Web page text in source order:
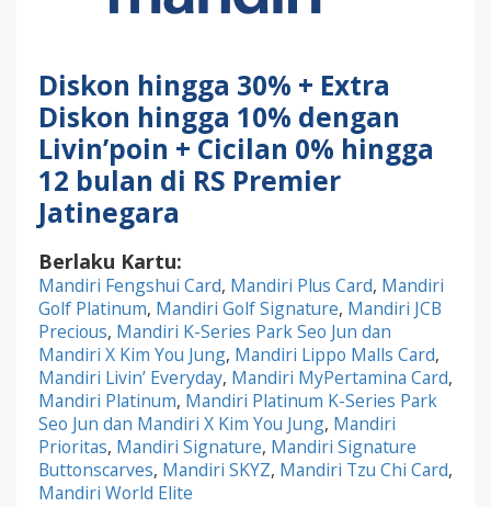
Diskon hingga 30% + Extra
Diskon hingga 10% dengan
Livin’poin + Cicilan 0% hingga
12 bulan di RS Premier
Jatinegara
Berlaku Kartu:
Mandiri Fengshui Card, Mandiri Plus Card, Mandiri
Golf Platinum, Mandiri Golf Signature, Mandiri JCB
Precious, Mandiri K-Series Park Seo Jun dan
Mandiri X Kim You Jung, Mandiri Lippo Malls Card,
Mandiri Livin’ Everyday, Mandiri MyPertamina Card,
Mandiri Platinum, Mandiri Platinum K-Series Park
Seo Jun dan Mandiri X Kim You Jung, Mandiri
Prioritas, Mandiri Signature, Mandiri Signature
Buttonscarves, Mandiri SKYZ, Mandiri Tzu Chi Card,
Mandiri World Elite